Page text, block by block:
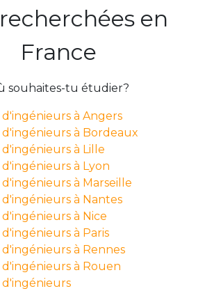
en
France
souhaites-tu étudier?
d'ingénieurs à Angers
d'ingénieurs à Bordeaux
d'ingénieurs à Lille
d'ingénieurs à Lyon
d'ingénieurs à Marseille
d'ingénieurs à Nantes
d'ingénieurs à Nice
d'ingénieurs à Paris
d'ingénieurs à Rennes
d'ingénieurs à Rouen
d'ingénieurs